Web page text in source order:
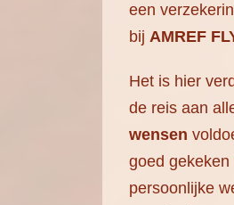
een
bij AMREF
Het is hier
de reis aan
wensen
goed gekeken
persoonlijke